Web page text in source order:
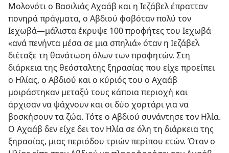
Μολονότι ο Βασιλιάς Αχαάβ και η Ιεζάβελ έπρατταν
πονηρά πράγματα, ο Αβδιού φοβόταν πολύ τον
Ιεχωβά—μάλιστα έκρυψε 100 προφήτες του Ιεχωβά
«ανά πενήντα μέσα σε μια σπηλιά» όταν η Ιεζάβελ
διέταξε τη θανάτωση όλων των προφητών. Στη
διάρκεια της θεόσταλτης ξηρασίας που είχε προείπει
ο Ηλίας, ο Αβδιού και ο κύριός του ο Αχαάβ
μοιράστηκαν μεταξύ τους κάποια περιοχή και
άρχισαν να ψάχνουν και οι δύο χορτάρι για να
βοσκήσουν τα ζώα. Τότε ο Αβδιού συνάντησε τον Ηλία.
Ο Αχαάβ δεν είχε δει τον Ηλία σε όλη τη διάρκεια της
ξηρασίας, μιας περιόδου τριών περίπου ετών. Όταν ο